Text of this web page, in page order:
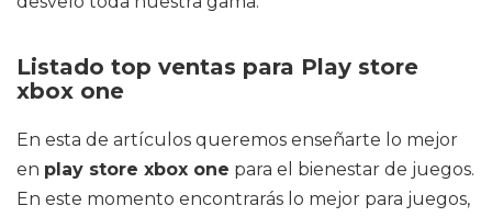
Listado top ventas para Play store
xbox one
En esta de artículos queremos enseñarte lo mejor
en play store xbox one para el bienestar de juegos.
En este momento encontrarás lo mejor para juegos,